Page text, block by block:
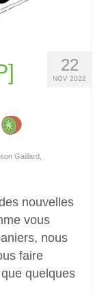
22
NOV 2022
Gaillard
nouvelles
vous
nous
faire
quelques